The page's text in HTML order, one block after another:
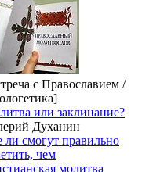
с Православием /
или заклинание?
Духанин
ли смогут правильно
чем
молитва